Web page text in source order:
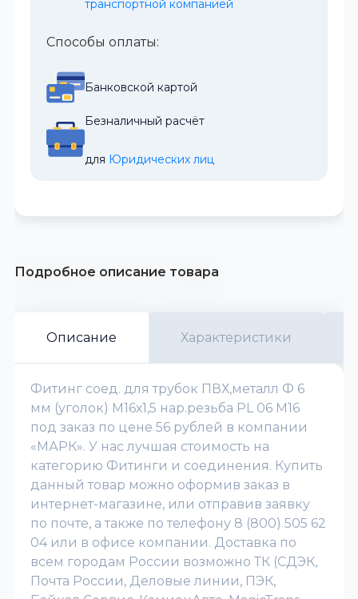
транспортной компанией
Способы оплаты:
Банковской картой
Безналичный расчёт
для Юридических лиц
Подробное описание товара
Описание Характеристики
Фитинг соед. для трубок ПВХ,металл Ф 6
мм (уголок) М16х1,5 нар.резьба PL 06 M16
под заказ по цене 56 рублей в компании
«МАРК». У нас лучшая стоимость на
категорию Фитинги и соединения. Купить
данный товар можно оформив заказ в
интернет-магазине, или отправив заявку
по почте, а также по телефону 8 (800) 505 62
04 или в офисе компании. Доставка по
всем городам России возможно ТК (СДЭК,
Почта России, Деловые линии, ПЭК,